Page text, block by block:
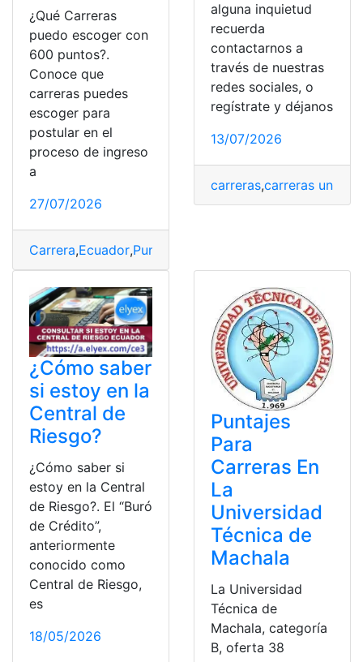
¿Qué Carreras
puedo escoger con
600 puntos?.
Conoce que
carreras puedes
escoger para
postular en el
proceso de ingreso
a
27/07/2026
Carrera,Ecuador,Puntaje
alguna inquietud
recuerda
contactarnos a
través de nuestras
redes sociales, o
regístrate y déjanos
13/07/2026
carreras,carreras
¿Cómo saber
si estoy en la
Central de
Riesgo?
¿Cómo saber si
estoy en la Central
de Riesgo?. El “Buró
de Crédito”,
anteriormente
conocido como
Central de Riesgo,
es
18/05/2026
Puntajes
Para
Carreras En
La
Universidad
Técnica de
Machala
La Universidad
Técnica de
Machala, categoría
B, oferta 38